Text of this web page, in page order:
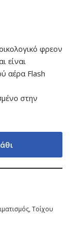
φρεον
είναι
αέρα Flash
στην
,Τοίχου